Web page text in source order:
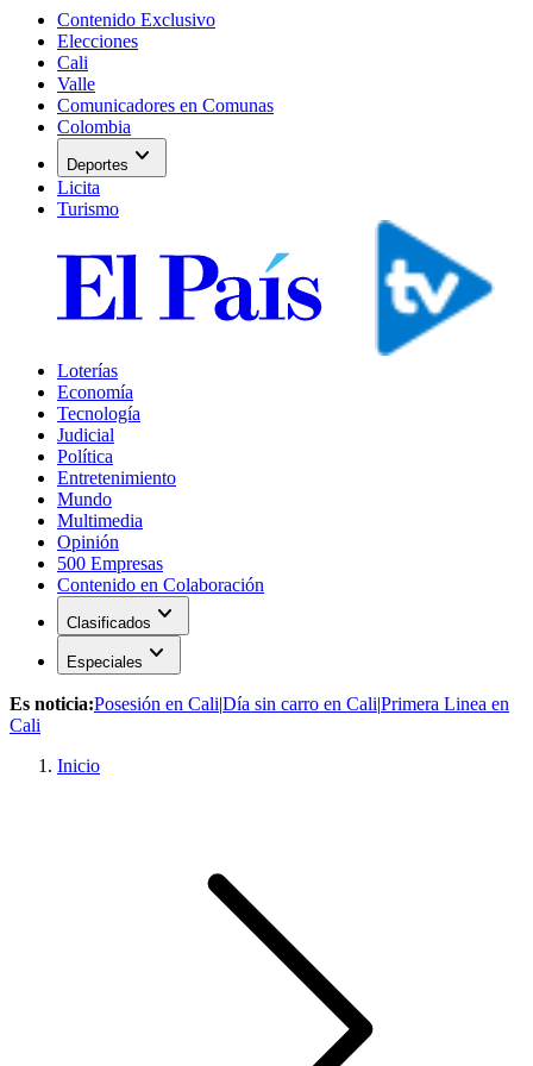
Contenido Exclusivo
Elecciones
Cali
Valle
Comunicadores en Comunas
Colombia
Deportes expand_more
Licita
Turismo
Loterías
Economía
Tecnología
Judicial
Política
Entretenimiento
Mundo
Multimedia
Opinión
500 Empresas
Contenido en Colaboración
Clasificados expand_more
Especiales expand_more
Es noticia:Posesión en Cali|Día sin carro en Cali|Primera Linea en
Cali
Inicio